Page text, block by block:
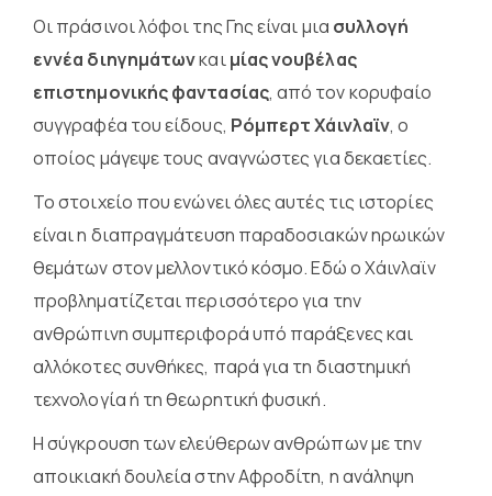
Οι πράσινοι λόφοι της Γης είναι μια συλλογή
εννέα διηγημάτωνκαιμίας νουβέλας
επιστημονικής φαντασίας, από τον κορυφαίο
συγγραφέα του είδους, Ρόμπερτ Χάινλαϊν, ο
οποίος μάγεψε τους αναγνώστες για δεκαετίες.
Το στοιχείο που ενώνει όλες αυτές τις ιστορίες
είναι η διαπραγμάτευση παραδοσιακών ηρωικών
θεμάτων στον μελλοντικό κόσμο. Εδώ ο Χάινλαϊν
προβληματίζεται περισσότερο για την
ανθρώπινη συμπεριφορά υπό παράξενες και
αλλόκοτες συνθήκες, παρά για τη διαστημική
τεχνολογία ή τη θεωρητική φυσική.
Η σύγκρουση των ελεύθερων ανθρώπων με την
αποικιακή δουλεία στην Αφροδίτη, η ανάληψη